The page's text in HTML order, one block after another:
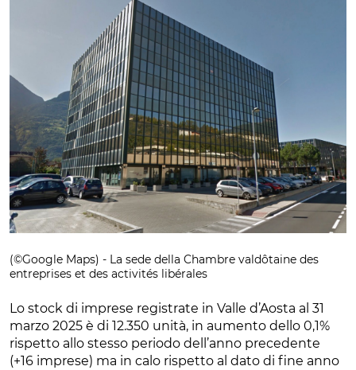
(©Google Maps) - La sede della Chambre valdôtaine des
entreprises et des activités libérales
Lo stock di imprese registrate in Valle d’Aosta al 31
marzo 2025 è di 12.350 unità, in aumento dello 0,1%
rispetto allo stesso periodo dell’anno precedente
(+16 imprese) ma in calo rispetto al dato di fine anno